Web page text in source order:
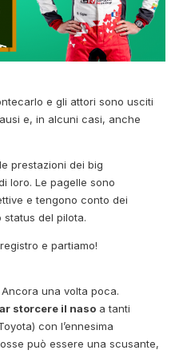
e gli attori sono usciti
e, in alcuni casi, anche
prestazioni dei big
loro. Le pagelle sono
e tengono conto dei
del pilota.
e partiamo!
una volta poca.
storcere il naso a tanti
con l’ennesima
può essere una scusante,